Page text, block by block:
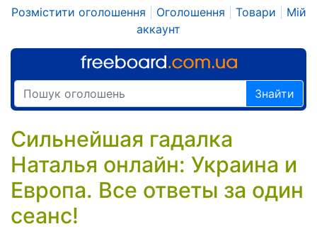
Розмістити оголошення Оголошення Товари
Мій
аккаунт
Знайти
Сильнейшая гадалка
Наталья онлайн: Украина и
Европа. Все ответы за один
сеанс!